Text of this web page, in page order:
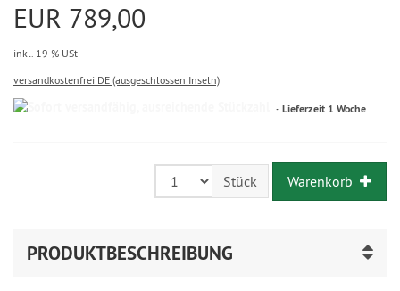
EUR 789,00
inkl. 19 % USt
versandkostenfrei DE (ausgeschlossen Inseln)
Lieferzeit 1 Woche
Stück Warenkorb
PRODUKTBESCHREIBUNG